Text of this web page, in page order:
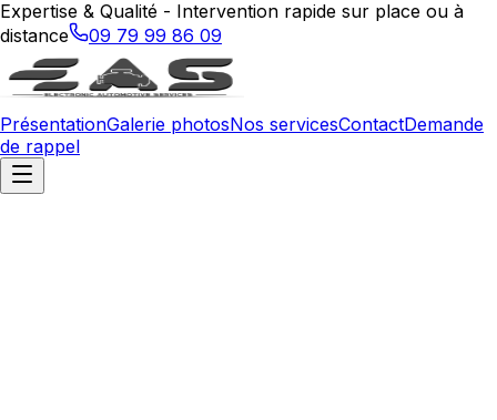
Expertise & Qualité - Intervention rapide sur place ou à
distance
09 79 99 86 09
PrésentationGalerie photosNos servicesContactDemande
de rappel